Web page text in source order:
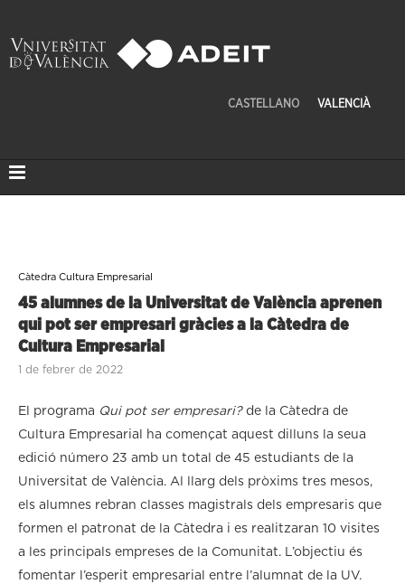
CASTELLANO VALENCIÀ
Càtedra Cultura Empresarial
45 alumnes de la Universitat de València aprenen
qui pot ser empresari gràcies a la Càtedra de
Cultura Empresarial
1 de febrer de 2022
El programa Qui pot ser empresari?de la Càtedra de
Cultura Empresarial ha començat aquest dilluns la seua
edició número 23 amb un total de 45 estudiants de la
Universitat de València. Al llarg dels pròxims tres mesos,
els alumnes rebran classes magistrals dels empresaris que
formen el patronat de la Càtedra i es realitzaran 10 visites
a les principals empreses de la Comunitat. L’objectiu és
fomentar l’esperit empresarial entre l’alumnat de la UV.